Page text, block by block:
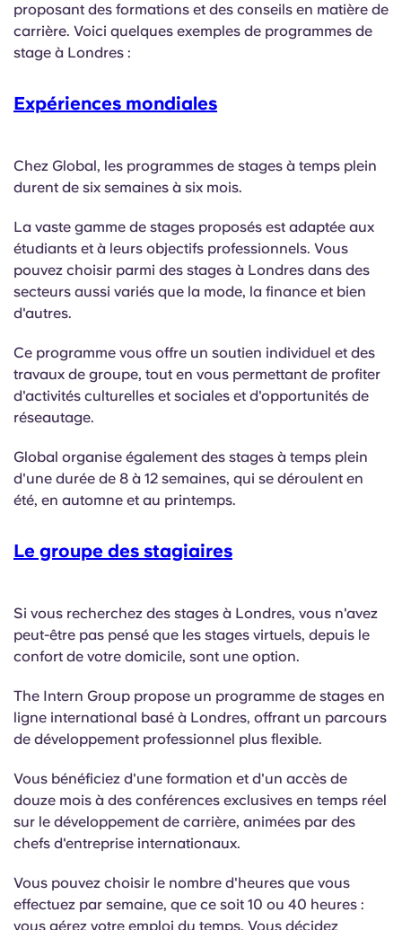
proposant des formations et des conseils en matière de
carrière. Voici quelques exemples de programmes de
stage à Londres :
Expériences mondiales
Chez Global, les programmes de stages à temps plein
durent de six semaines à six mois.
La vaste gamme de stages proposés est adaptée aux
étudiants et à leurs objectifs professionnels. Vous
pouvez choisir parmi des stages à Londres dans des
secteurs aussi variés que la mode, la finance et bien
d'autres.
Ce programme vous offre un soutien individuel et des
travaux de groupe, tout en vous permettant de profiter
d'activités culturelles et sociales et d'opportunités de
réseautage.
Global organise également des stages à temps plein
d'une durée de 8 à 12 semaines, qui se déroulent en
été, en automne et au printemps.
Le groupe des stagiaires
Si vous recherchez des stages à Londres, vous n'avez
peut-être pas pensé que les stages virtuels, depuis le
confort de votre domicile, sont une option.
The Intern Group propose un programme de stages en
ligne international basé à Londres, offrant un parcours
de développement professionnel plus flexible.
Vous bénéficiez d'une formation et d'un accès de
douze mois à des conférences exclusives en temps réel
sur le développement de carrière, animées par des
chefs d'entreprise internationaux.
Vous pouvez choisir le nombre d'heures que vous
effectuez par semaine, que ce soit 10 ou 40 heures :
vous gérez votre emploi du temps. Vous décidez